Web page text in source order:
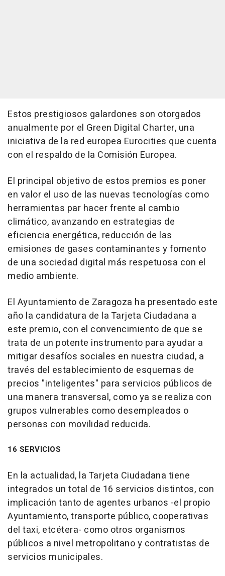
Estos prestigiosos galardones son otorgados
anualmente por el Green Digital Charter, una
iniciativa de la red europea Eurocities que cuenta
con el respaldo de la Comisión Europea.
El principal objetivo de estos premios es poner
en valor el uso de las nuevas tecnologías como
herramientas par hacer frente al cambio
climático, avanzando en estrategias de
eficiencia energética, reducción de las
emisiones de gases contaminantes y fomento
de una sociedad digital más respetuosa con el
medio ambiente.
El Ayuntamiento de Zaragoza ha presentado este
año la candidatura de la Tarjeta Ciudadana a
este premio, con el convencimiento de que se
trata de un potente instrumento para ayudar a
mitigar desafíos sociales en nuestra ciudad, a
través del establecimiento de esquemas de
precios "inteligentes" para servicios públicos de
una manera transversal, como ya se realiza con
grupos vulnerables como desempleados o
personas con movilidad reducida.
16 SERVICIOS
En la actualidad, la Tarjeta Ciudadana tiene
integrados un total de 16 servicios distintos, con
implicación tanto de agentes urbanos -el propio
Ayuntamiento, transporte público, cooperativas
del taxi, etcétera- como otros organismos
públicos a nivel metropolitano y contratistas de
servicios municipales.